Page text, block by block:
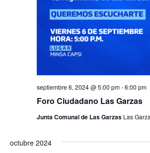
Foro Ciudadano Las Garzas
septiembre 6, 2024 @ 5:00 pm-6:00 pm
Junta Comunal de Las Garzas Las
octubre 2024